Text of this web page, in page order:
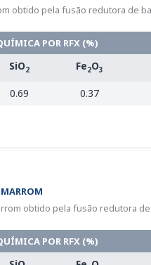
obtido pela fusão redutora de
POR RFX (%)
SiO2 Fe2O3
0.69 0.37
obtido pela fusão redutora
POR RFX (%)